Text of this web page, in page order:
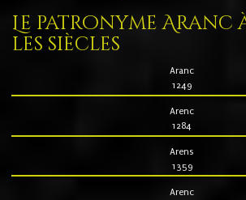
Le patronyme Aranc
les siècles
Aranc
1249
Arenc
1284
Arens
1359
Arenc